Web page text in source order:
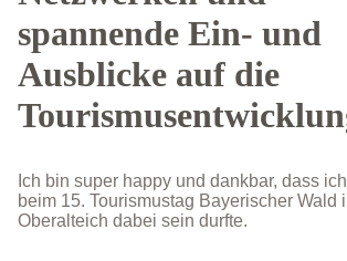
spannende Ein- und
Ausblicke auf die
Ich bin super happy und dankbar, dass ich
beim 15. Tourismustag Bayerischer Wald
Oberalteich dabei sein durfte.